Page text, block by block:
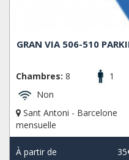
GRAN VIA 506-510
Chambres: 8 1
Non
Sant Antoni - Barcelone
mensuelle
À partir de